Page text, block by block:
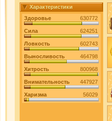
Характеристики
Здоровье
630772
Сила 624251
Ловкость 602743
Выносливость 464798
Хитрость 800968
Внимательность 447927
Харизма 56029